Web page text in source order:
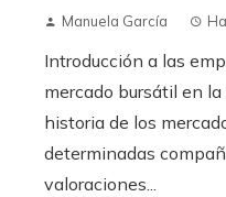
Manuela García
Introducción a las
mercado bursátil en
historia de los
determinadas
valoraciones...